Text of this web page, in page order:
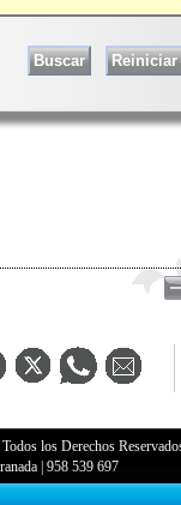
los Derechos
|958 539 697